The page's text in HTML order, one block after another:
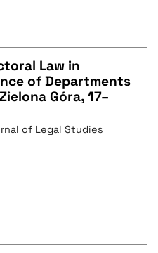
Law in
of Departments
Góra, 17–
of Legal Studies